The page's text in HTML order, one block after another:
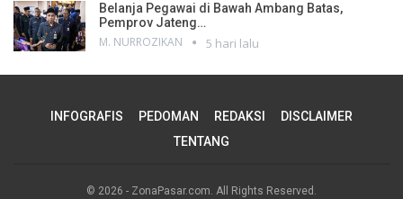
Belanja Pegawai di Bawah Ambang Batas,
Pemprov Jateng…
M. NURROZIKAN 5 hari lalu
INFOGRAFIS PEDOMAN REDAKSI
DISCLAIMER
TENTANG
© 2026 - ZonaPasar.com. All Rights Reserved.